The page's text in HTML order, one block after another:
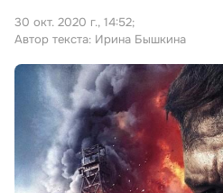
30 окт. 2020 г., 14:52;
Автор текста: Ирина Бышкина